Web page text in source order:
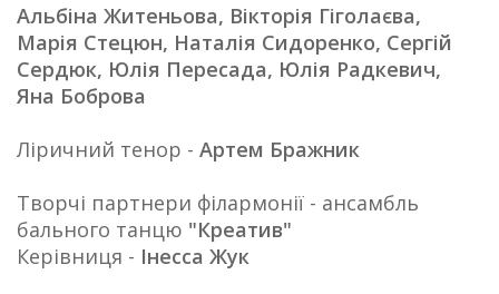
Альбіна Житеньова, Вікторія Гіголаєва,
Марія Стецюн, Наталія Сидоренко, Сергій
Сердюк, Юлія Пересада, Юлія Радкевич,
Яна Боброва
Ліричний тенор - Артем Бражник
Творчі партнери філармонії - ансамбль
бального танцю "Креатив"
Керівниця - Інесса Жук